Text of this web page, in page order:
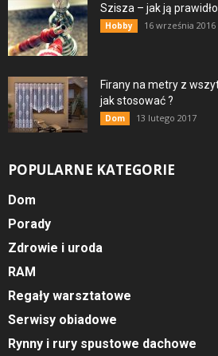
Szisza – jak ją
Hobby 16 września 2016
Firany na metry z
jak stosować ?
Dom 13 lutego 2017
POPULARNE KATEGORIE
Dom
Porady
Zdrowie i uroda
RAM
Regały warsztatowe
Serwisy obiadowe
Rynny i rury spustowe dachowe